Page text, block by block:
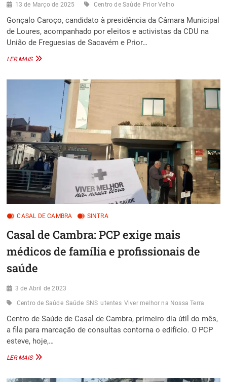
13 de Março de 2025 Centro de Saúde Prior Velho
Gonçalo Caroço, candidato à presidência da Câmara Municipal
de Loures, acompanhado por eleitos e activistas da CDU na
União de Freguesias de Sacavém e Prior…
LER MAISCDU
DO
PRIOR
VELHO
CASAL DE CAMBRA SINTRA
Casal de Cambra: PCP exige mais
médicos de família e profissionais de
saúde
3 de Abril de 2023
Centro de Saúde Saúde SNS utentes Viver melhor na Nossa Terra
Centro de Saúde de Casal de Cambra, primeiro dia útil do mês,
a fila para marcação de consultas contorna o edifício. O PCP
esteve, hoje,…
LER MAISCASAL